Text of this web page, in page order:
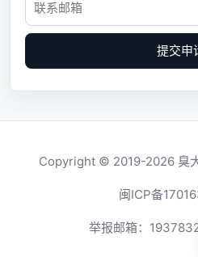
提交申
Copyright © 2019-2026 臭
闽ICP备
举报邮箱：